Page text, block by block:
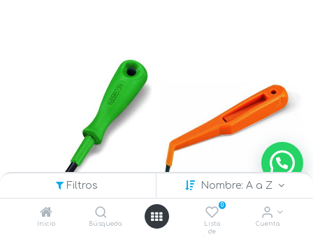
Filtros Nombre: A a Z
Inicio Búsqueda
0
Lista
de
Cuenta